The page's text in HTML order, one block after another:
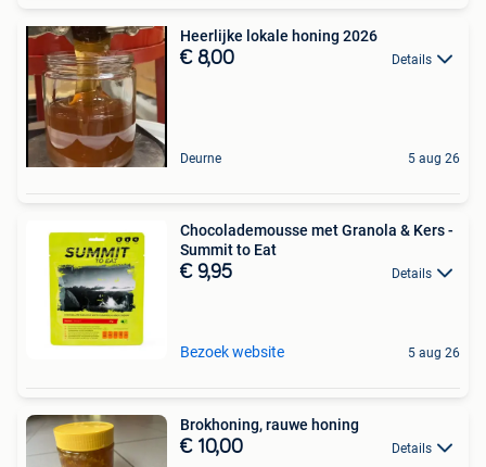
Heerlijke lokale honing 2026
€ 8,00 Details
Deurne 5 aug 26
Chocolademousse met Granola & Kers -
Summit to Eat
€ 9,95 Details
Bezoek website 5 aug 26
Brokhoning, rauwe honing
€ 10,00 Details